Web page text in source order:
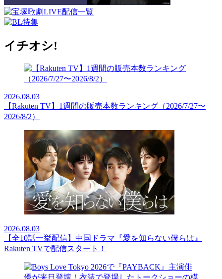
イチオシ!
2026.08.03
【Rakuten TV】1週間の販売本数ランキング（2026/7/27〜
2026/8/2）
2026.08.03
【全10話一挙配信】中国ドラマ『愛を知らない僕らは』
Rakuten TVで配信スタート！